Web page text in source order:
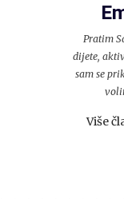
Pratim
dijete,
sam se
Više